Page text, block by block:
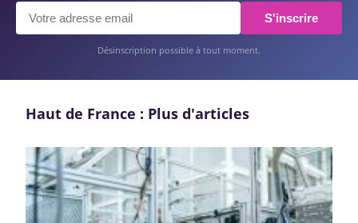
S'inscrire
Désinscription possible à tout moment.
Haut de France : Plus d'articles